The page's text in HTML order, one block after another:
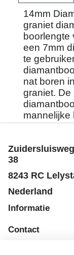
14mm
graniet
boorlengte
een 7mm
te
nat boren
graniet.
mannelijke
van een
Zuidersluisweg
38
8243 RC
Informatie